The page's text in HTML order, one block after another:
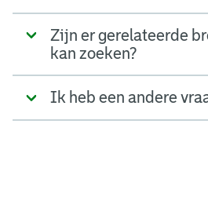
Zijn er gerelateerde
kan zoeken?
Ik heb een andere